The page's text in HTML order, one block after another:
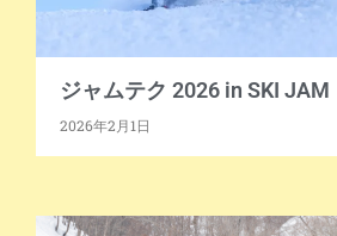
ジャムテク 2026 in SKI JAM
2026年2月1日